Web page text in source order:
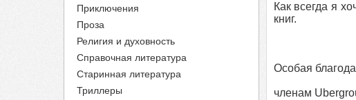
Приключения
Проза
Религия и духовность
Справочная литература
Старинная литература
Триллеры
Как всегда я
книг.
Особая
членам